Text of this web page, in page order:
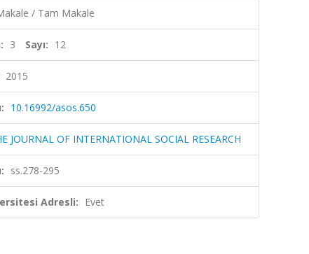
/ Tam Makale
3 Sayı: 12
2015
10.16992/asos.650
JOURNAL OF INTERNATIONAL SOCIAL RESEARCH
ss.278-295
Adresli: Evet